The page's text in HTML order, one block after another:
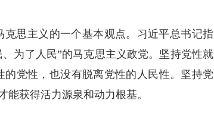
思主义的一个基本观点。习近平总书记指
为了人民”的马克思主义政党。坚持党性就
党性，也没有脱离党性的人民性。坚持党
获得活力源泉和动力根基。